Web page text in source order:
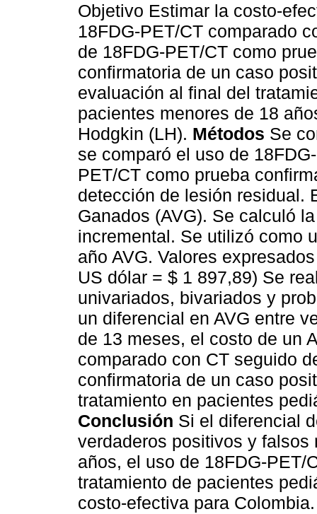
Objetivo Estimar la costo-
18FDG-PET/CT comparado
de 18FDG-PET/CT como
confirmatoria de un caso
evaluación al final del
pacientes menores de 18
Hodgkin (LH). Métodos Se
se comparó el uso de
PET/CT como prueba
detección de lesión residual.
Ganados (AVG). Se calculó
incremental. Se utilizó como
año AVG. Valores
US dólar = $ 1 897,89) Se
univariados, bivariados y
un diferencial en AVG entre
de 13 meses, el costo de un
comparado con CT seguido
confirmatoria de un caso
tratamiento en pacientes
Conclusión Si el diferencial
verdaderos positivos y
años, el uso de 18FDG-PET/
tratamiento de pacientes
costo-efectiva para Colombia.